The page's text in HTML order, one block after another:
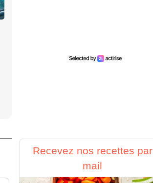
Recevez nos recettes par
mail